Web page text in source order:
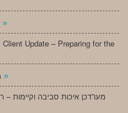
»
Update – Preparing for the
»
מעו”דכן איכות סביבה וקיימות